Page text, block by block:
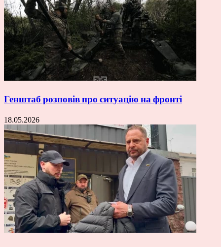
Генштаб розповів про ситуацію на фронті
18.05.2026